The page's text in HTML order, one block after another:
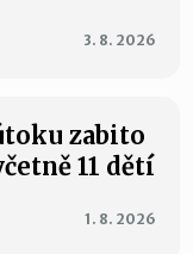
3. 8. 2026
zabito
11 dětí
1. 8. 2026